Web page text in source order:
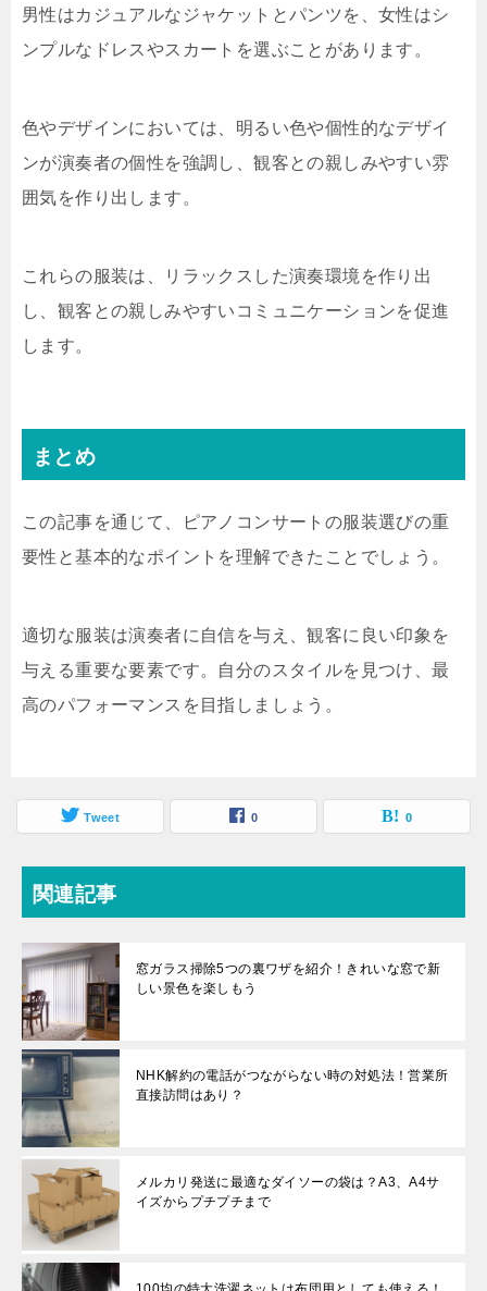
男性はカジュアルなジャケットとパンツを、女性はシ
ンプルなドレスやスカートを選ぶことがあります。
色やデザインにおいては、明るい色や個性的なデザイ
ンが演奏者の個性を強調し、観客との親しみやすい雰
囲気を作り出します。
これらの服装は、リラックスした演奏環境を作り出
し、観客との親しみやすいコミュニケーションを促進
します。
まとめ
この記事を通じて、ピアノコンサートの服装選びの重
要性と基本的なポイントを理解できたことでしょう。
適切な服装は演奏者に自信を与え、観客に良い印象を
与える重要な要素です。自分のスタイルを見つけ、最
高のパフォーマンスを目指しましょう。
Tweet 0 0
関連記事
窓ガラス掃除5つの裏ワザを紹介！きれいな窓で新
しい景色を楽しもう
NHK解約の電話がつながらない時の対処法！営業所
直接訪問はあり？
メルカリ発送に最適なダイソーの袋は？A3、A4サ
イズからプチプチまで